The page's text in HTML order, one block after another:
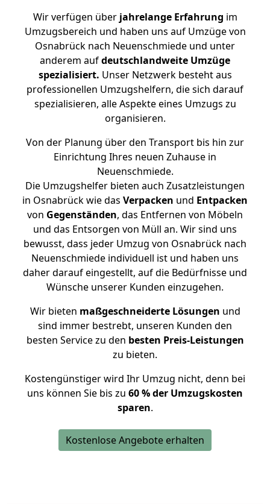
Wir verfügen überjahrelange Erfahrung im
Umzugsbereich und haben uns auf Umzüge von
Osnabrück nach Neuenschmiede und unter
anderem aufdeutschlandweite Umzüge
spezialisiert. Unser Netzwerk besteht aus
professionellen Umzugshelfern, die sich darauf
spezialisieren, alle Aspekte eines Umzugs zu
organisieren.
Von der Planung über den Transport bis hin zur
Einrichtung Ihres neuen Zuhause in
Neuenschmiede.
Die Umzugshelfer bieten auch Zusatzleistungen
in Osnabrück wie das Verpacken und Entpacken
von Gegenständen, das Entfernen von Möbeln
und das Entsorgen von Müll an. Wir sind uns
bewusst, dass jeder Umzug von Osnabrück nach
Neuenschmiede individuell ist und haben uns
daher darauf eingestellt, auf die Bedürfnisse und
Wünsche unserer Kunden einzugehen.
Wir bieten maßgeschneiderte Lösungen und
sind immer bestrebt, unseren Kunden den
besten Service zu den besten Preis-Leistungen
zu bieten.
Kostengünstiger wird Ihr Umzug nicht, denn bei
uns können Sie bis zu 60 % der Umzugskosten
sparen.
Kostenlose Angebote erhalten